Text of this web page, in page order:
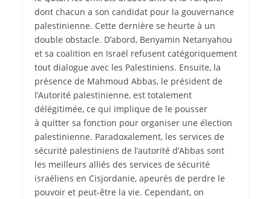
dont chacun a son candidat pour la gouvernance
palestinienne. Cette dernière se heurte à un
double obstacle. D’abord, Benyamin Netanyahou
et sa coalition en Israël refusent catégoriquement
tout dialogue avec les Palestiniens. Ensuite, la
présence de Mahmoud Abbas, le président de
l’Autorité palestinienne, est totalement
délégitimée, ce qui implique de le pousser
à quitter sa fonction pour organiser une élection
palestinienne. Paradoxalement, les services de
sécurité palestiniens de l’autorité d’Abbas sont
les meilleurs alliés des services de sécurité
israéliens en Cisjordanie, apeurés de perdre le
pouvoir et peut-être la vie. Cependant, on